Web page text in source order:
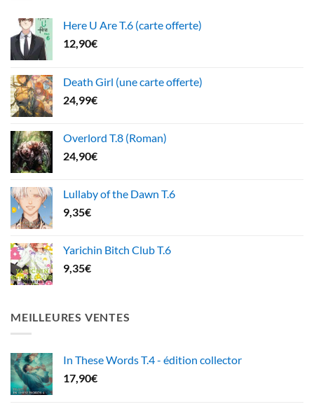
Here U Are T.6 (carte offerte)
12,90€
Death Girl (une carte offerte)
24,99€
Overlord T.8 (Roman)
24,90€
Lullaby of the Dawn T.6
9,35€
Yarichin Bitch Club T.6
9,35€
MEILLEURES VENTES
In These Words T.4 - édition collector
17,90€